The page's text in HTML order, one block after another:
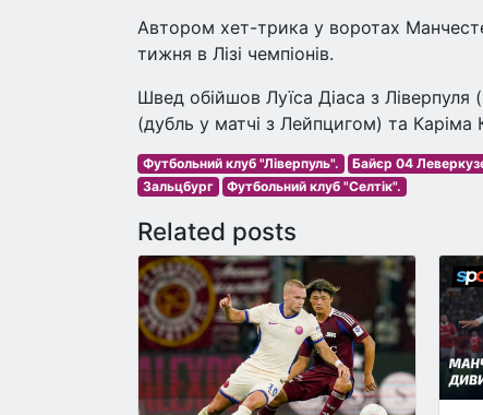
Автором хет-трика у воротах
тижня в Лізі чемпіонів.
Швед обійшов Луїса Діаса з
(дубль у матчі з Лейпцигом) та Каріма
Футбольний клуб "Ліверпуль". Байєр 04
Зальцбург
Футбольний клуб "Селтік".
Related posts